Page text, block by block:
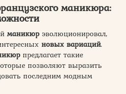
маникюра:
маникюр эволюционировал,
новых вариаций.
предлагает такие
позволяют выразить
последним модным